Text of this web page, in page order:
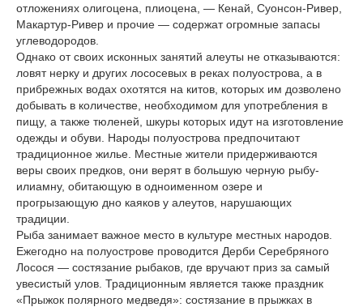
отложениях олигоцена, плиоцена, — Кенай, Суонсон-Ривер,
Макартур-Ривер и прочие — содержат огромные запасы
углеводородов.
Однако от своих исконных занятий алеуты не отказываются:
ловят нерку и других лососевых в реках полуострова, а в
прибрежных водах охотятся на китов, которых им дозволено
добывать в количестве, необходимом для употребления в
пищу, а также тюленей, шкуры которых идут на изготовление
одежды и обуви. Народы полуострова предпочитают
традиционное жилье. Местные жители придерживаются
веры своих предков, они верят в большую черную рыбу-
илиамну, обитающую в одноименном озере и
прогрызающую дно каяков у алеутов, нарушающих
традиции.
Рыба занимает важное место в культуре местных народов.
Ежегодно на полуострове проводится Дерби Серебряного
Лосося — состязание рыбаков, где вручают приз за самый
увесистый улов. Традиционным является также праздник
«Прыжок полярного медведя»: состязание в прыжках в